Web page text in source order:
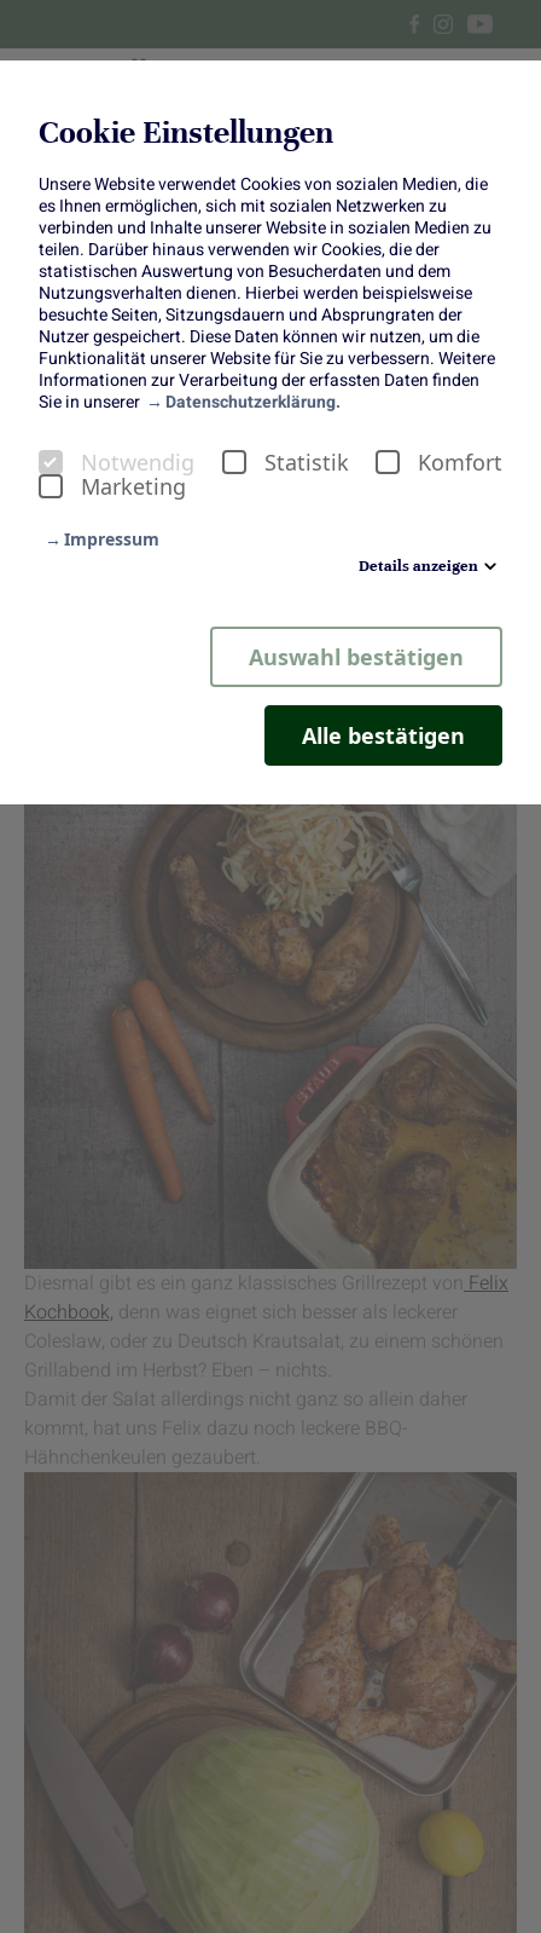
Cookie Einstellungen
Unsere Website verwendet Cookies von sozialen Medien, die
es Ihnen ermöglichen, sich mit sozialen Netzwerken zu
verbinden und Inhalte unserer Website in sozialen Medien zu
teilen. Darüber hinaus verwenden wir Cookies, die der
statistischen Auswertung von Besucherdaten und dem
Nutzungsverhalten dienen. Hierbei werden beispielsweise
besuchte Seiten, Sitzungsdauern und Absprungraten der
Nutzer gespeichert. Diese Daten können wir nutzen, um die
Funktionalität unserer Website für Sie zu verbessern. Weitere
Informationen zur Verarbeitung der erfassten Daten finden
Sie in unserer
Datenschutzerklärung.
Notwendig Statistik
Komfort
Marketing
Impressum
Details anzeigen
Auswahl bestätigen
Alle bestätigen
BBQ-Hähnchenkeulen mit
Coleslaw
Coleslaw
Grillen ganz klassisch
Diesmal gibt es ein ganz klassisches Grillrezept vonFelix
Kochbook, denn was eignet sich besser als leckerer
Coleslaw, oder zu Deutsch Krautsalat, zu einem schönen
Grillabend im Herbst? Eben – nichts.
Damit der Salat allerdings nicht ganz so allein daher
kommt, hat uns Felix dazu noch leckere BBQ-
Hähnchenkeulen gezaubert.